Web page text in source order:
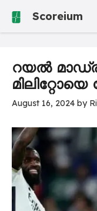
Scoreium
റയൽ
മിലിറ്റോയെ
August 16, 2024 by